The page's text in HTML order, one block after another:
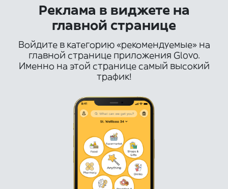
Реклама в виджете на
главной странице
Войдите в категорию «рекомендуемые» на
главной странице приложения Glovo.
Именно на этой странице самый высокий
трафик!